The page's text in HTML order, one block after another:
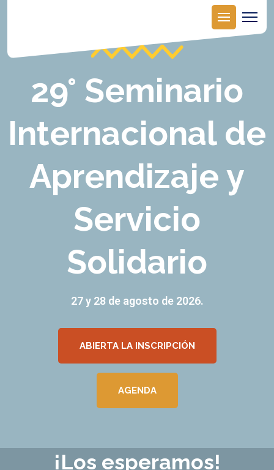
29° Seminario
Internacional de
Aprendizaje y
Servicio
Solidario
27 y 28 de agosto de 2026.
ABIERTA LA INSCRIPCIÓN
AGENDA
¡Los esperamos!